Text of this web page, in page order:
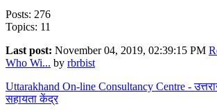
Posts: 276
Topics: 11
Last post: November 04, 2019, 02:39:15 PM
Who Wi... by rbrbist
Uttarakhand On-line Consultancy Centre -
सहायता केंद्र